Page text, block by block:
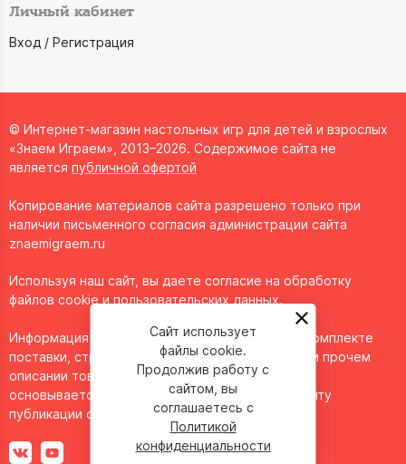
Личный кабинет
Вход / Регистрация
© Интернет-магазин настольных игр для детей и взрослых
«Знаем Играем», 2013–2026. Содержимое сайта не
является публичной офертой
Копирование материалов сайта разрешено только при
наличии письменного согласия администрации сайта
znaemigraem.ru
Используя наш сайт, вы даете согласие на обработку
файлов cookie и пользовательских данных.
Информация о технических характеристиках, комплекте
поставки, стране изготовления, внешнем виде и прочем
описании товара носит справочный характер и
основывается на последних доступных к моменту
публикации сведениях.
Сайт использует
файлы cookie.
Продолжив работу с
сайтом, вы
соглашаетесь с
Политикой
конфиденциальности